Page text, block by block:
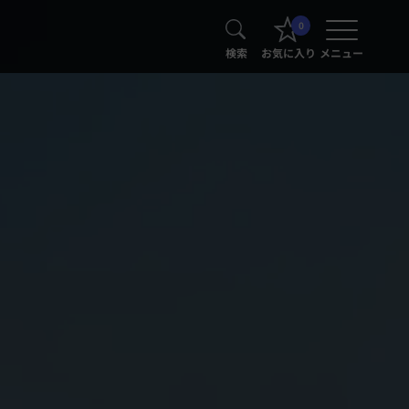
検索
0
お気に入り メニュー